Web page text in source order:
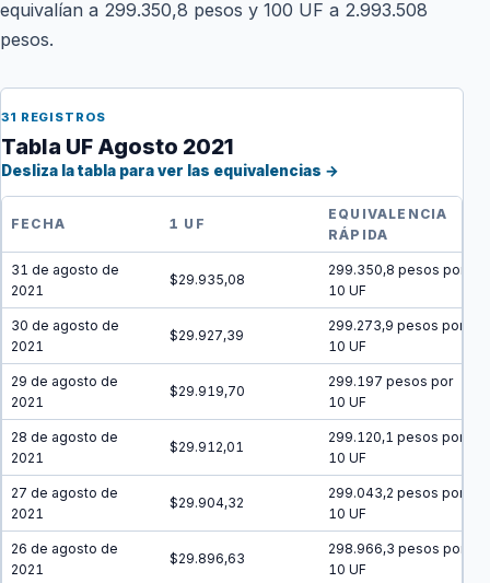
equivalían a 299.350,8 pesos y 100 UF a 2.993.508
pesos.
31 REGISTROS
Tabla UF Agosto 2021
Desliza la tabla para ver las equivalencias →
FECHA 1 UF
EQUIVALENCIA
RÁPIDA
31 de agosto de
2021
$29.935,08
299.350,8 pesos por
10 UF
30 de agosto de
2021
$29.927,39
299.273,9 pesos por
10 UF
29 de agosto de
2021
$29.919,70
299.197 pesos por
10 UF
28 de agosto de
2021
$29.912,01
299.120,1 pesos por
10 UF
27 de agosto de
2021
$29.904,32
299.043,2 pesos por
10 UF
26 de agosto de
2021
$29.896,63
298.966,3 pesos por
10 UF